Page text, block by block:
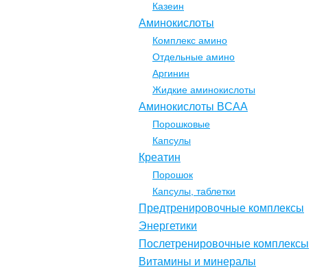
Казеин
Аминокислоты
Комплекс амино
Отдельные амино
Аргинин
Жидкие аминокислоты
Аминокислоты BCAA
Порошковые
Капсулы
Креатин
Порошок
Капсулы, таблетки
Предтренировочные комплексы
Энергетики
Послетренировочные комплексы
Витамины и минералы